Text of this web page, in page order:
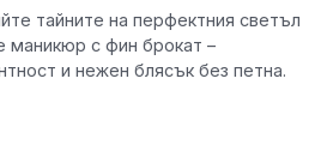
тайните на перфектния светъл
маникюр с фин брокат –
и нежен блясък без петна.